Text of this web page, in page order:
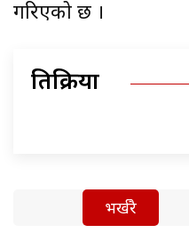
गरिएको छ ।
प्रतिक्रिया
भर्खरै